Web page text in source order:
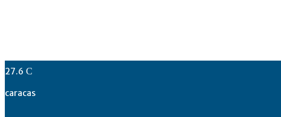
27.6 C
caracas